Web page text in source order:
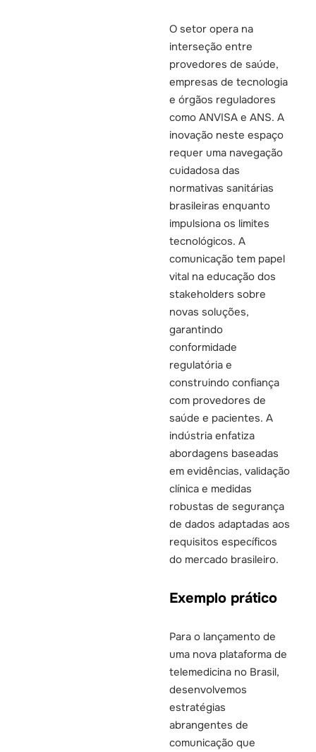
O setor opera na
interseção entre
provedores de saúde,
empresas de tecnologia
e órgãos reguladores
como ANVISA e ANS. A
inovação neste espaço
requer uma navegação
cuidadosa das
normativas sanitárias
brasileiras enquanto
impulsiona os limites
tecnológicos. A
comunicação tem papel
vital na educação dos
stakeholders sobre
novas soluções,
garantindo
conformidade
regulatória e
construindo confiança
com provedores de
saúde e pacientes. A
indústria enfatiza
abordagens baseadas
em evidências, validação
clínica e medidas
robustas de segurança
de dados adaptadas aos
requisitos específicos
do mercado brasileiro.
Exemplo prático
Para o lançamento de
uma nova plataforma de
telemedicina no Brasil,
desenvolvemos
estratégias
abrangentes de
comunicação que